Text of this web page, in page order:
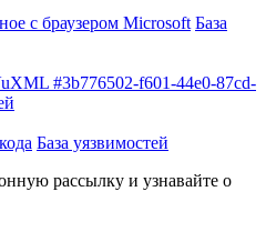
с браузером Microsoft База
#3b776502-f601-44e0-87cd-
База уязвимостей
рассылку и узнавайте о